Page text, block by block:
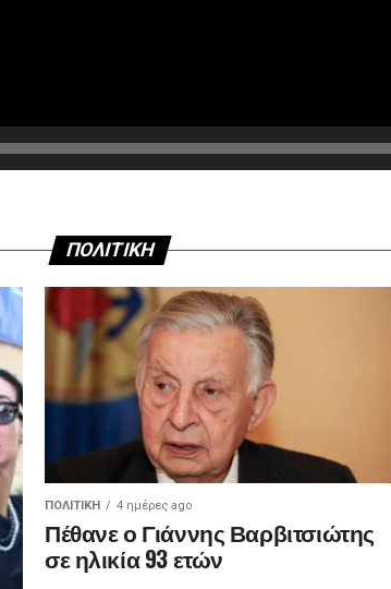
ΠΟΛΙΤΙΚΗ
ΠΟΛΙΤΙΚΉ 4 ημέρες ago
Πέθανε ο Γιάννης Βαρβιτσιώτης
σε ηλικία 93 ετών